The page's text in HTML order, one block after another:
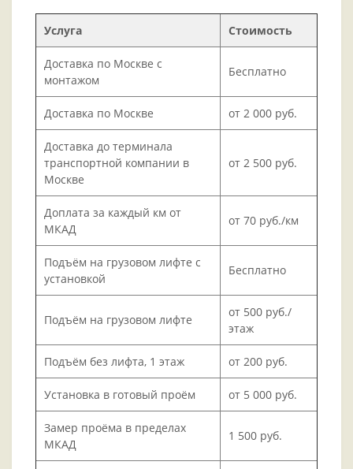
Услуга Стоимость
Доставка по Москве с
монтажом
Бесплатно
Доставка по Москве от 2 000 руб.
Доставка до терминала
транспортной компании в
Москве
от 2 500 руб.
Доплата за каждый км от
МКАД
от 70 руб./км
Подъём на грузовом лифте с
установкой
Бесплатно
Подъём на грузовом лифте
от 500 руб./
этаж
Подъём без лифта, 1 этаж от 200 руб.
Установка в готовый проём от 5 000 руб.
Замер проёма в пределах
МКАД
1 500 руб.